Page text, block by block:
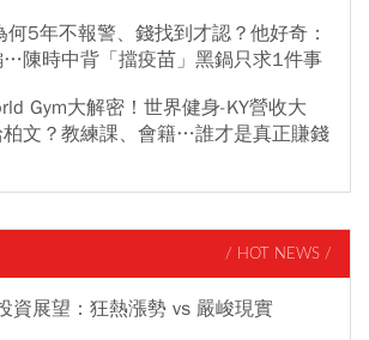
5年不報警、錢找到才認？他好奇：
陳時中背「擋疫苗」黑鍋只求1件事
Gym大解密！世界健身-KY營收大
文？教練課、會籍…誰才是真正賺錢
/ HOT NEWS /
資展望：狂熱漲勢 vs 嚴峻現實